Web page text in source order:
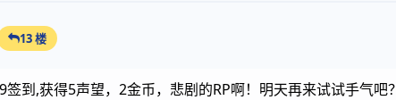
13 楼
签到,获得5声望，2金币，悲剧的RP啊！明天再来试试手气吧？